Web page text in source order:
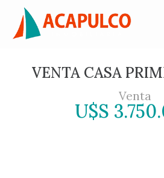
VENTA CASA
Venta
U$S